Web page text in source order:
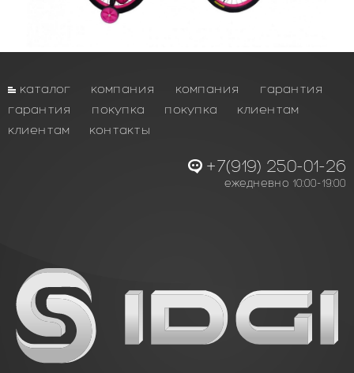
каталог компания компания
гарантия
гарантия
покупка покупка
клиентам
клиентам
контакты
+7(919) 250-01-26
ежедневно 10:00-19:00